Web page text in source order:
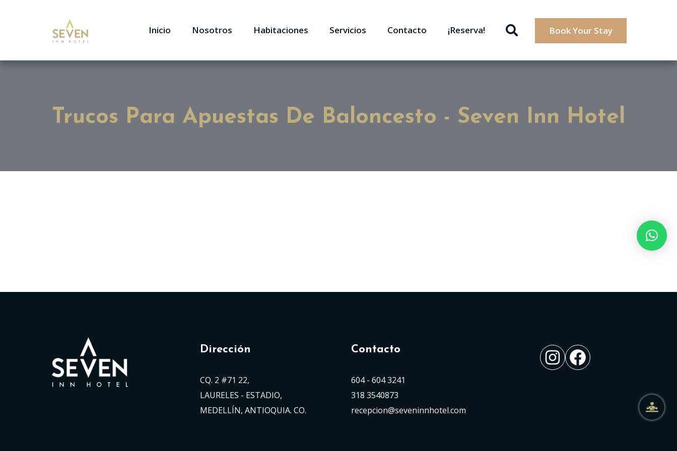
Inicio Nosotros Habitaciones Servicios Contacto ¡Reserva! Book Your Stay
Trucos Para Apuestas De Baloncesto - Seven Inn Hotel
Dirección
CQ. 2 #71 22,
LAURELES - ESTADIO,
MEDELLÍN, ANTIOQUIA. CO.
Contacto
604 - 604 3241
318 3540873
recepcion@seveninnhotel.com
Instagram
Facebook